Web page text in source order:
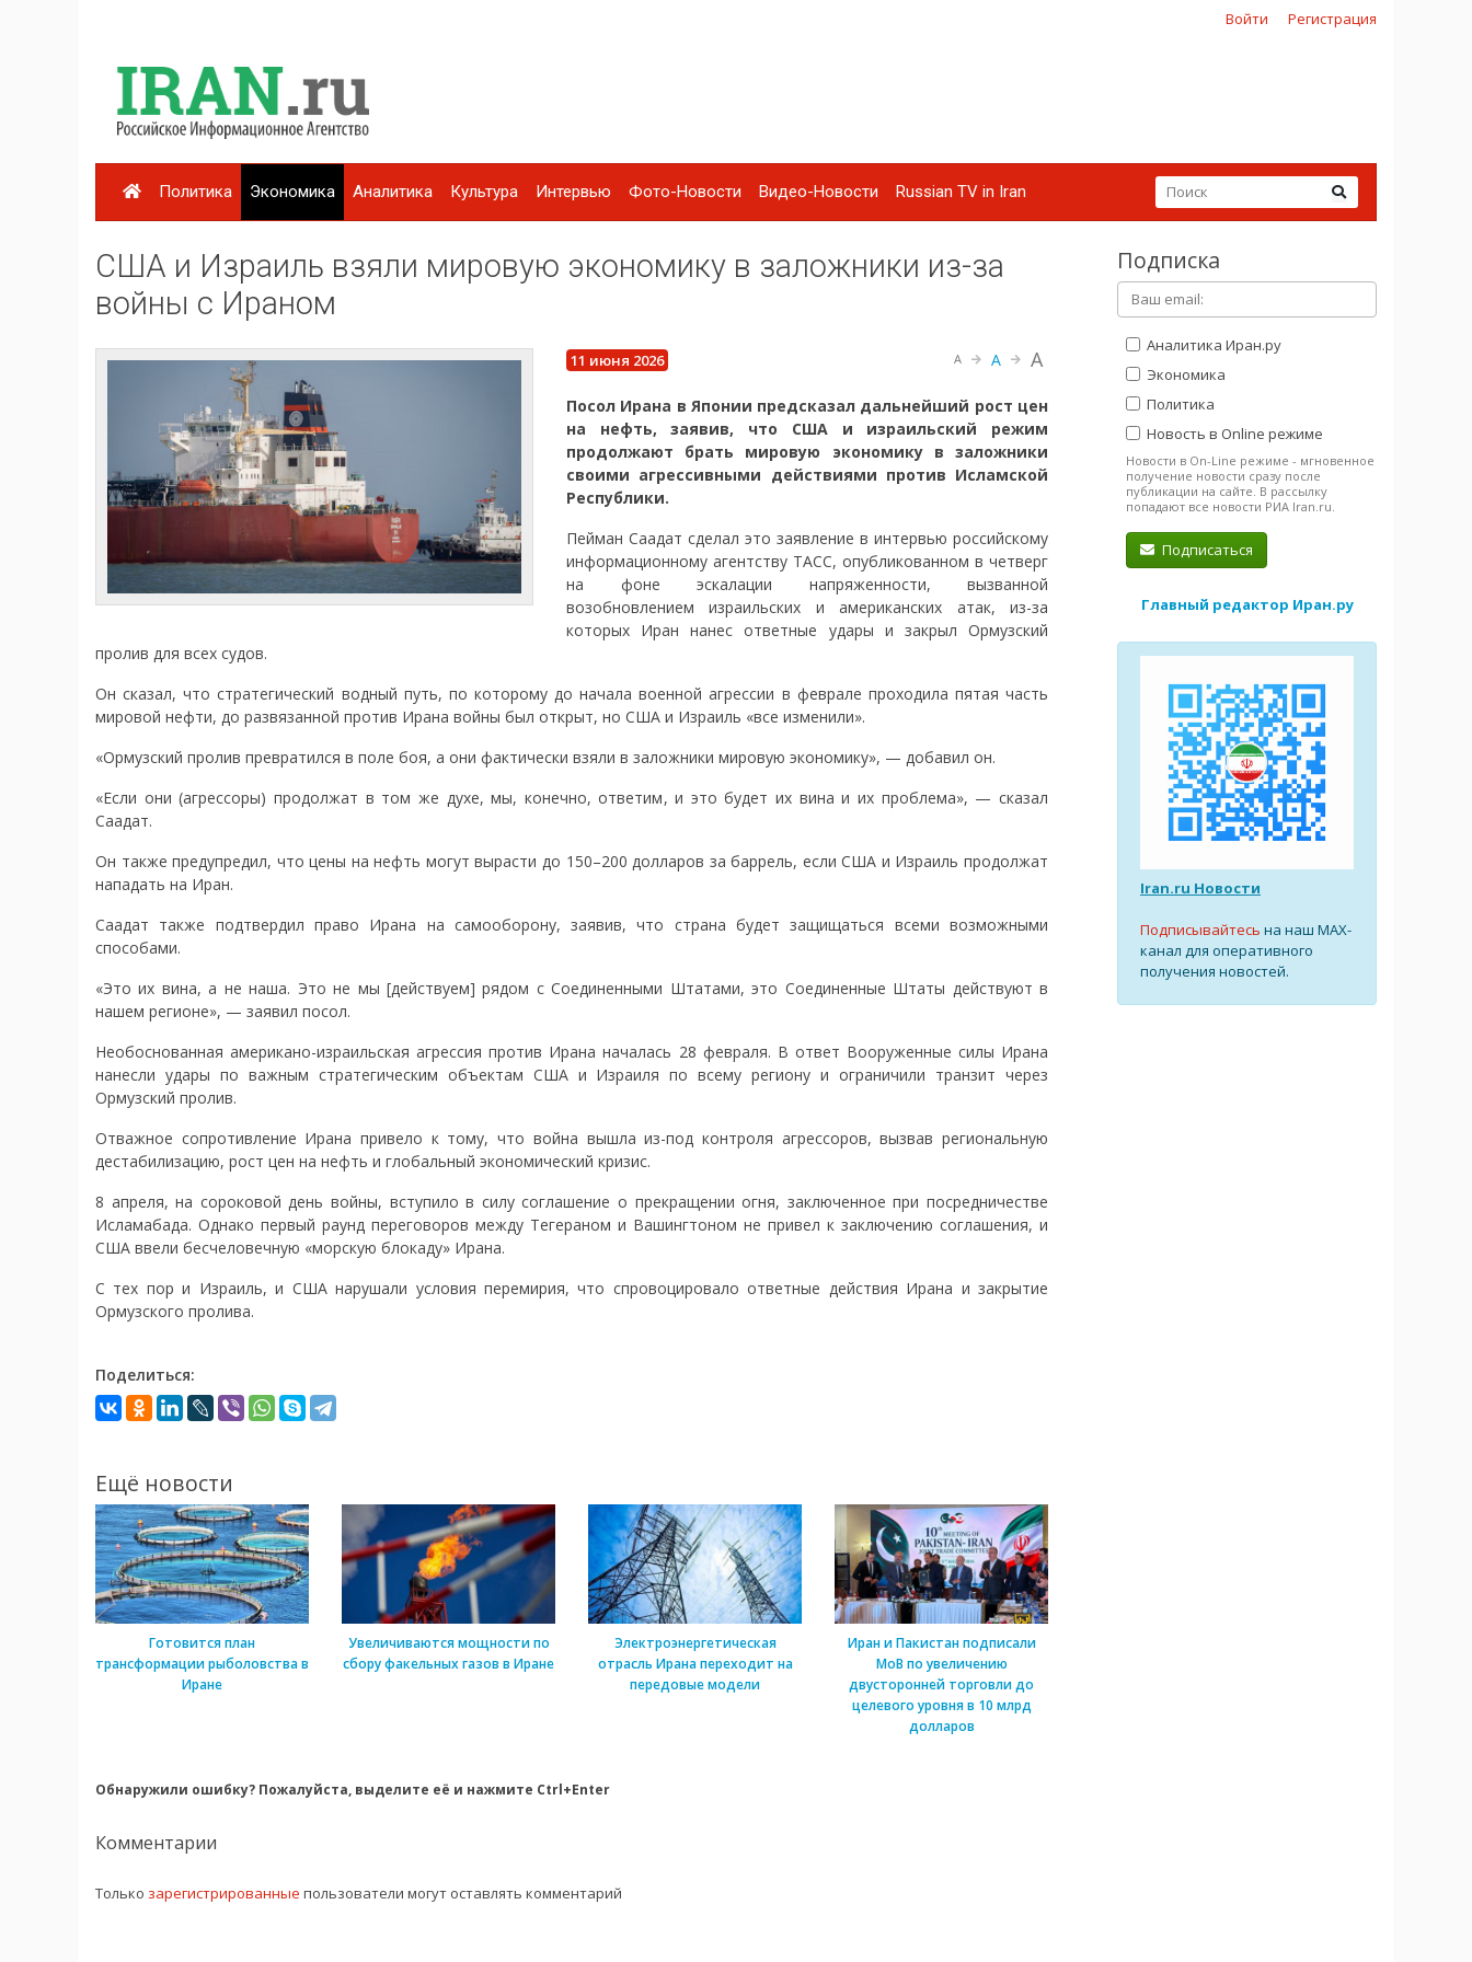
Войти Регистрация
Политика Экономика Аналитика Культура Интервью Фото-Новости Видео-Новости Russian TV in Iran
США и Израиль взяли мировую экономику в заложники из-за
войны с Ираном
11 июня 2026 A A A
Посол Ирана в Японии предсказал дальнейший рост цен
на нефть, заявив, что США и израильский режим
продолжают брать мировую экономику в заложники
своими агрессивными действиями против Исламской
Республики.
Пейман Саадат сделал это заявление в интервью российскому
информационному агентству ТАСС, опубликованном в четверг
на фоне эскалации напряженности, вызванной
возобновлением израильских и американских атак, из-за
которых Иран нанес ответные удары и закрыл Ормузский
пролив для всех судов.
Он сказал, что стратегический водный путь, по которому до начала военной агрессии в феврале проходила пятая часть
мировой нефти, до развязанной против Ирана войны был открыт, но США и Израиль «все изменили».
«Ормузский пролив превратился в поле боя, а они фактически взяли в заложники мировую экономику», — добавил он.
«Если они (агрессоры) продолжат в том же духе, мы, конечно, ответим, и это будет их вина и их проблема», — сказал
Саадат.
Он также предупредил, что цены на нефть могут вырасти до 150–200 долларов за баррель, если США и Израиль продолжат
нападать на Иран.
Саадат также подтвердил право Ирана на самооборону, заявив, что страна будет защищаться всеми возможными
способами.
«Это их вина, а не наша. Это не мы [действуем] рядом с Соединенными Штатами, это Соединенные Штаты действуют в
нашем регионе», — заявил посол.
Необоснованная американо-израильская агрессия против Ирана началась 28 февраля. В ответ Вооруженные силы Ирана
нанесли удары по важным стратегическим объектам США и Израиля по всему региону и ограничили транзит через
Ормузский пролив.
Отважное сопротивление Ирана привело к тому, что война вышла из-под контроля агрессоров, вызвав региональную
дестабилизацию, рост цен на нефть и глобальный экономический кризис.
8 апреля, на сороковой день войны, вступило в силу соглашение о прекращении огня, заключенное при посредничестве
Исламабада. Однако первый раунд переговоров между Тегераном и Вашингтоном не привел к заключению соглашения, и
США ввели бесчеловечную «морскую блокаду» Ирана.
С тех пор и Израиль, и США нарушали условия перемирия, что спровоцировало ответные действия Ирана и закрытие
Ормузского пролива.
Поделиться:
Ещё новости
Готовится план
трансформации рыболовства в
Иране
Увеличиваются мощности по
сбору факельных газов в Иране
Электроэнергетическая
отрасль Ирана переходит на
передовые модели
Иран и Пакистан подписали
МоВ по увеличению
двусторонней торговли до
целевого уровня в 10 млрд
долларов
Обнаружили ошибку? Пожалуйста, выделите её и нажмите Ctrl+Enter
Комментарии
Только зарегистрированные пользователи могут оставлять комментарий
Подписка
Аналитика Иран.ру
Экономика
Политика
Новость в Online режиме
Новости в On-Line режиме - мгновенное
получение новости сразу после
публикации на сайте. В рассылку
попадают все новости РИА Iran.ru.
Подписаться
Главный редактор Иран.ру
Iran.ru Новости
Подписывайтесь на наш MAX-
канал для оперативного
получения новостей.